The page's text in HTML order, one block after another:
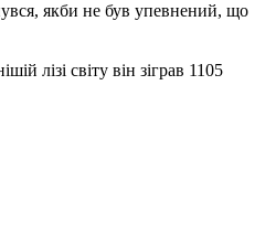
якби не був упевнений, що
лізі світу він зіграв 1105